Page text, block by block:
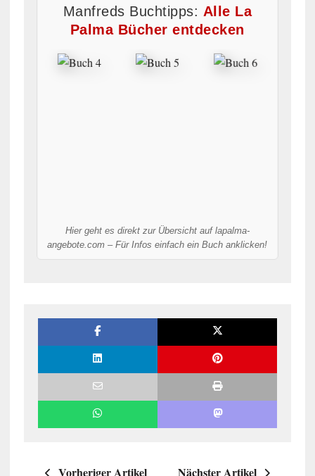
Manfreds Buchtipps: Alle La
Palma Bücher entdecken
Hier geht es direkt zur Übersicht auf lapalma-
angebote.com – Für Infos einfach ein Buch anklicken!
Vorheriger Artikel Nächster Artikel